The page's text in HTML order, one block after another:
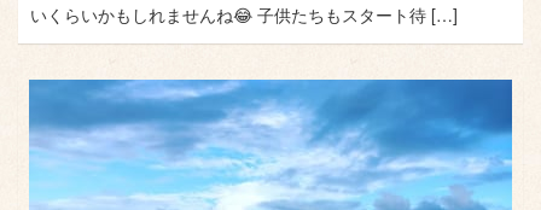
いくらいかもしれませんね😂 子供たちもスタート待 […]